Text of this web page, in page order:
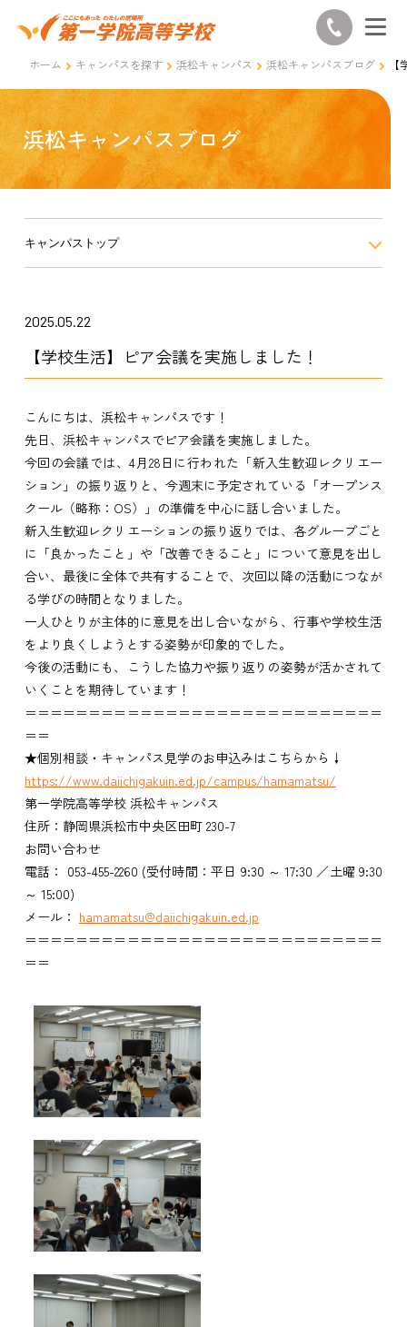
ホーム キャンパスを探す 浜松キャンパス 浜松キャンパスブログ
浜松キャンパスブログ
キャンパストップ
2025.05.22
【学校生活】ピア会議を実施しました！
こんにちは、浜松キャンパスです！
先日、浜松キャンパスでピア会議を実施しました。
今回の会議では、4月28日に行われた「新入生歓迎レクリエー
ション」の振り返りと、今週末に予定されている「オープンス
クール（略称：OS）」の準備を中心に話し合いました。
新入生歓迎レクリエーションの振り返りでは、各グループごと
に「良かったこと」や「改善できること」について意見を出し
合い、最後に全体で共有することで、次回以降の活動につなが
る学びの時間となりました。
一人ひとりが主体的に意見を出し合いながら、行事や学校生活
をより良くしようとする姿勢が印象的でした。
今後の活動にも、こうした協力や振り返りの姿勢が活かされて
いくことを期待しています！
＝＝＝＝＝＝＝＝＝＝＝＝＝＝＝＝＝＝＝＝＝＝＝＝＝＝＝＝
＝＝
★個別相談・キャンパス見学のお申込みはこちらから↓
https://www.daiichigakuin.ed.jp/campus/hamamatsu/
第一学院高等学校 浜松キャンパス
住所：静岡県浜松市中央区田町 230-7
お問い合わせ
電話： 053-455-2260 (受付時間：平日 9:30 ～ 17:30 ／土曜 9:30
～ 15:00)
メール： hamamatsu@daiichigakuin.ed.jp
＝＝＝＝＝＝＝＝＝＝＝＝＝＝＝＝＝＝＝＝＝＝＝＝＝＝＝＝
＝＝